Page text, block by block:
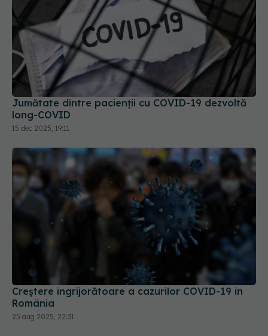
Jumătate dintre pacienții cu COVID-19 dezvoltă
long-COVID
15 dec 2025, 19:11
Creștere îngrijorătoare a cazurilor COVID-19 în
România
25 aug 2025, 22:31